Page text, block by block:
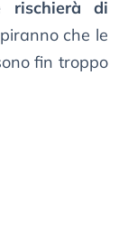
rischierà di
che le
fin troppo